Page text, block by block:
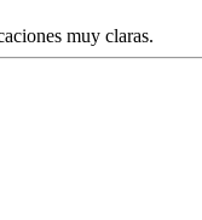
muy claras.